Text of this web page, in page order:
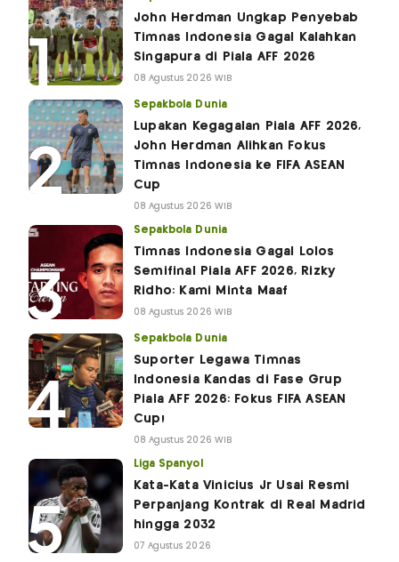
John Herdman Ungkap Penyebab
Timnas Indonesia Gagal Kalahkan
Singapura di Piala AFF 2026
08 Agustus 2026 WIB
Sepakbola Dunia
Lupakan Kegagalan Piala AFF 2026,
John Herdman Alihkan Fokus
Timnas Indonesia ke FIFA ASEAN
Cup
08 Agustus 2026 WIB
Sepakbola Dunia
Timnas Indonesia Gagal Lolos
Semifinal Piala AFF 2026, Rizky
Ridho: Kami Minta Maaf
08 Agustus 2026 WIB
Sepakbola Dunia
Suporter Legawa Timnas
Indonesia Kandas di Fase Grup
Piala AFF 2026: Fokus FIFA ASEAN
Cup!
08 Agustus 2026 WIB
Liga Spanyol
Kata-Kata Vinicius Jr Usai Resmi
Perpanjang Kontrak di Real Madrid
hingga 2032
07 Agustus 2026